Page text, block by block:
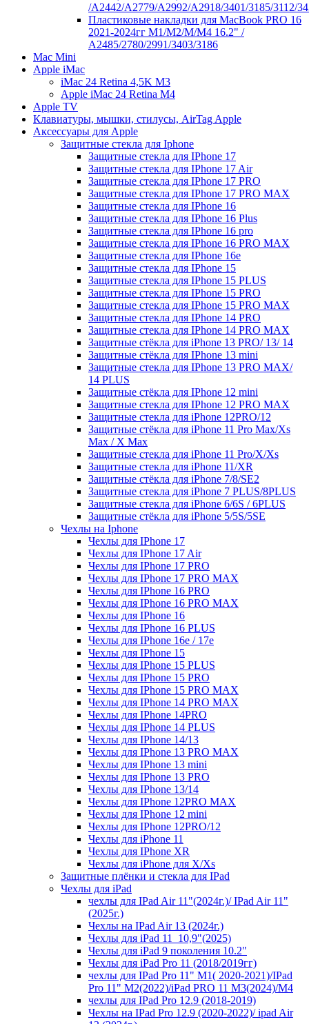
/A2442/A2779/A2992/A2918/3401/3185/3112/
Пластиковые накладки для MacBook PRO 16
2021-2024гг M1/M2/M/M4 16.2" /
А2485/2780/2991/3403/3186
Mac Mini
Apple iMac
iMac 24 Retina 4,5K M3
Apple iMac 24 Retina M4
Apple TV
Клавиатуры, мышки, стилусы, AirTag Apple
Аксессуары для Apple
Защитные стекла для Iphone
Защитные стекла для IPhone 17
Защитные стекла для IPhone 17 Air
Защитные стекла для IPhone 17 PRO
Защитные стекла для IPhone 17 PRO MAX
Защитные стекла для IPhone 16
Защитные стекла для IPhone 16 Plus
Защитные стекла для IPhone 16 pro
Защитные стекла для IPhone 16 PRO MAX
Защитные стекла для IPhone 16e
Защитные стекла для IPhone 15
Защитные стекла для IPhone 15 PLUS
Защитные стекла для IPhone 15 PRO
Защитные стекла для IPhone 15 PRO MAX
Защитные стекла для IPhone 14 PRO
Защитные стекла для IPhone 14 PRO MAX
Защитные стёкла для iPhone 13 PRO/ 13/ 14
Защитные стёкла для IPhone 13 mini
Защитные стекла для IPhone 13 PRO MAX/
14 PLUS
Защитные стёкла для IPhone 12 mini
Защитные стекла для IPhone 12 PRO MAX
Защитные стекла для iPhone 12PRO/12
Защитные стёкла для iPhone 11 Pro Max/Xs
Max / X Max
Защитные стекла для iPhone 11 Pro/X/Xs
Защитные стекла для iPhone 11/XR
Защитные стёкла для iPhone 7/8/SE2
Защитные стекла для iPhone 7 PLUS/8PLUS
Защитные стекла для iPhone 6/6S / 6PLUS
Защитные стёкла для iPhone 5/5S/5SE
Чехлы на Iphone
Чехлы для IPhone 17
Чехлы для IPhone 17 Air
Чехлы для IPhone 17 PRO
Чехлы для IPhone 17 PRO MAX
Чехлы для IPhone 16 PRO
Чехлы для IPhone 16 PRO MAX
Чехлы для IPhone 16
Чехлы для IPhone 16 PLUS
Чехлы для IPhone 16e / 17e
Чехлы для IPhone 15
Чехлы для IPhone 15 PLUS
Чехлы для IPhone 15 PRO
Чехлы для IPhone 15 PRO MAX
Чехлы для IPhone 14 PRO MAX
Чехлы для IPhone 14PRO
Чехлы для IPhone 14 PLUS
Чехлы для IPhone 14/13
Чехлы для IPhone 13 PRO MAX
Чехлы для IPhone 13 mini
Чехлы для IPhone 13 PRO
Чехлы для IPhone 13/14
Чехлы для IPhone 12PRO MAX
Чехлы для IPhone 12 mini
Чехлы для IPhone 12PRO/12
Чехлы для iPhone 11
Чехлы для IPhone XR
Чехлы для iPhone для X/Xs
Защитные плёнки и стекла для IPad
Чехлы для iPad
чехлы для IPad Air 11"(2024г.)/ IPad Air 11"
(2025г.)
Чехлы на IPad Air 13 (2024г.)
Чехлы для iPad 11_10,9"(2025)
Чехлы для iPad 9 поколения 10.2"
Чехлы для iPad Pro 11 (2018/2019гг)
чехлы для IPad Pro 11" М1( 2020-2021)/IPad
Pro 11" М2(2022)/iPad PRO 11 M3(2024)/M4
чехлы для IPad Pro 12.9 (2018-2019)
Чехлы на IPad Pro 12.9 (2020-2022)/ ipad Air